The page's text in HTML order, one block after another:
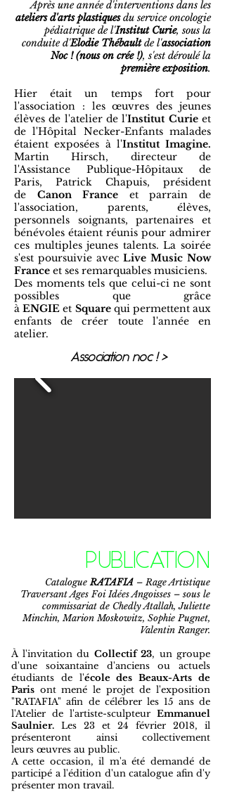
Après une année d'interventions dans les
ateliers d'arts plastiquesdu service oncologie
pédiatrique de l'Institut Curie, sous la
conduite d'Elodie Thébaultde l'association
Noc ! (nous on crée !), s'est déroulé la
première exposition.
Hier était un temps fort pour
l'association : les œuvres des jeunes
élèves de l'atelier de l'Institut Curie et
de l'Hôpital Necker-Enfants malades
étaient exposées à l'Institut Imagine.
Martin Hirsch, directeur de
l'Assistance Publique-Hôpitaux de
Paris, Patrick Chapuis, président
de Canon France et parrain de
l'association, parents, élèves,
personnels soignants, partenaires et
bénévoles étaient réunis pour admirer
ces multiples jeunes talents. La soirée
s'est poursuivie avecLive Music Now
France et ses remarquables musiciens.
Des moments tels que celui-ci ne sont
possibles que grâce
àENGIE et Squarequi permettent aux
enfants de créer toute l'année en
atelier.
Association noc ! >
PUBLICATION
CatalogueRATAFIA – Rage Artistique
Traversant Ages Foi Idées Angoisses – sous le
commissariat de Chedly Atallah, Juliette
Minchin, Marion Moskowitz, Sophie Pugnet,
Valentin Ranger.
À l'invitation du Collectif 23, un groupe
d'une soixantaine d'anciens ou actuels
étudiants de l'école des Beaux-Arts de
Paris ont mené le projet de l'exposition
"RATAFIA" afin de célébrer les 15 ans de
l'Atelier de l'artiste-sculpteur Emmanuel
Saulnier. Les 23 et 24 février 2018, il
présenteront ainsi collectivement
leurs œuvres au public.
A cette occasion, il m'a été demandé de
participé a l'édition d'un catalogue afin d'y
présenter mon travail.